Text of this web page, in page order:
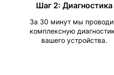
Шаг 2: Диагностика
За 30 минут мы
комплексную
вашего устройства.